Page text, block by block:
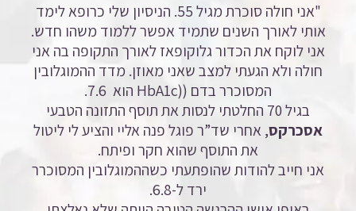
"אני חולה סוכרת מגיל 55. הניסיון שלי כרופא לימד
אותי לאורך השנים שתמיד אפשר ללמוד משהו חדש.
אני לוקח את הכדור גלוקופאז לאורך התקופה בה אני
חולה ולא הגעתי למצב שאני מאוזן. מדד ההמוגלובין
המסוכרר בדם ((HbA1c
הוא 7.6.
בגיל 70 החלטתי לנסות את תוסף התזונה הטבעי
אסכרקס, אחרי שד”ר פוגל פנה אליי והציע לי ליטול
את התוסף שהוא חקר ופיתח.
אני חייב להודות שהופתעתי כשההמוגלובין המסוכרר
ירד ל-6.8.